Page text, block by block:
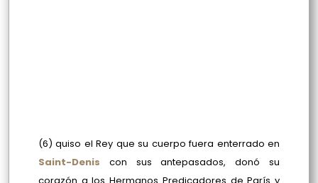
(6) quiso el Rey que su cuerpo fuera enterrado en
Saint-Denis con sus antepasados, donó su